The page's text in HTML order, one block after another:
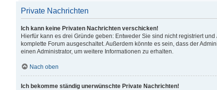
Private Nachrichten
Ich kann keine Privaten Nachrichten verschicken!
Hierfür kann es drei Gründe geben: Entweder Sie sind nicht registriert
komplette Forum ausgeschaltet. Außerdem könnte es sein, dass der
einen Administrator, um weitere Informationen zu erhalten.
Nach oben
Ich bekomme ständig unerwünschte Private Nachrichten!